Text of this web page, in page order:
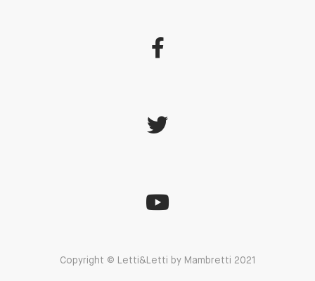
Copyright © Letti&Letti by Mambretti 2021